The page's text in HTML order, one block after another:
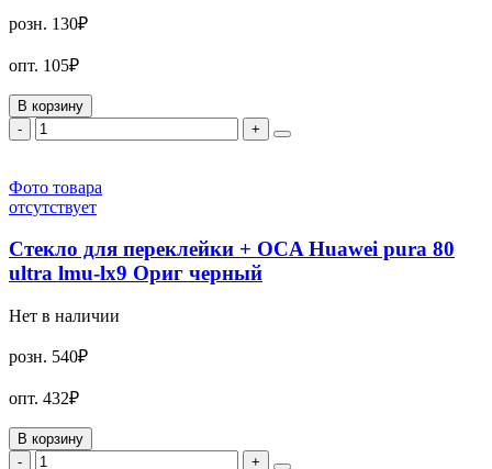
розн. 130₽
опт. 105₽
В корзину
-
+
Фото товара
отсутствует
Стекло для переклейки + OCA Huawei pura 80
ultra lmu-lx9 Ориг черный
Нет в наличии
розн. 540₽
опт. 432₽
В корзину
-
+